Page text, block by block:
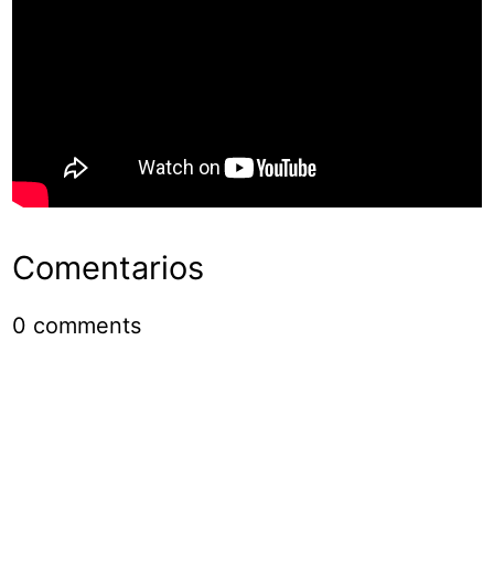
Comentarios
0 comments